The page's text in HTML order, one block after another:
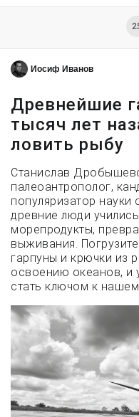
Иосиф Иванов
Древнейшие
тысяч лет
ловить рыбу
Станислав
палеоантрополог,
популяризатор науки
древние люди
морепродукты,
выживания.
гарпуны и крючки из
освоению океанов, и
стать ключом к